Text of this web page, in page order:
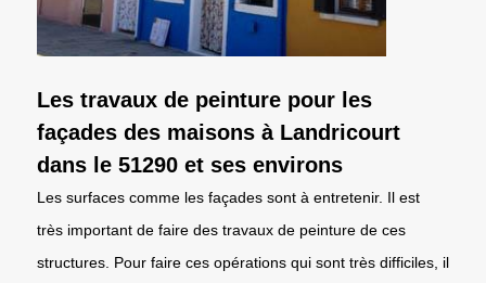
Les travaux de peinture pour les
façades des maisons à Landricourt
dans le 51290 et ses environs
Les surfaces comme les façades sont à entretenir. Il est
très important de faire des travaux de peinture de ces
structures. Pour faire ces opérations qui sont très difficiles, il